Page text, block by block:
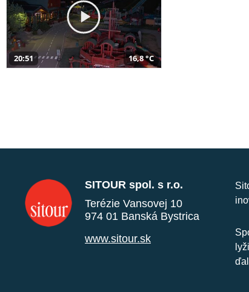
20:51 16,8 °C
SITOUR spol. s r.o.
Terézie Vansovej 10
974 01 Banská Bystrica
www.sitour.sk